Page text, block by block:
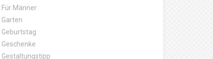
Für Männer
Garten
Geburtstag
Geschenke
Gestaltungstipp